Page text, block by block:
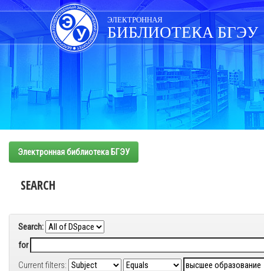
Skip
navigation
ЭЛЕКТРОННАЯ
БИБЛИОТЕКА БГЭУ
Электронная библиотека БГЭУ
SEARCH
Search:
for
Current filters: